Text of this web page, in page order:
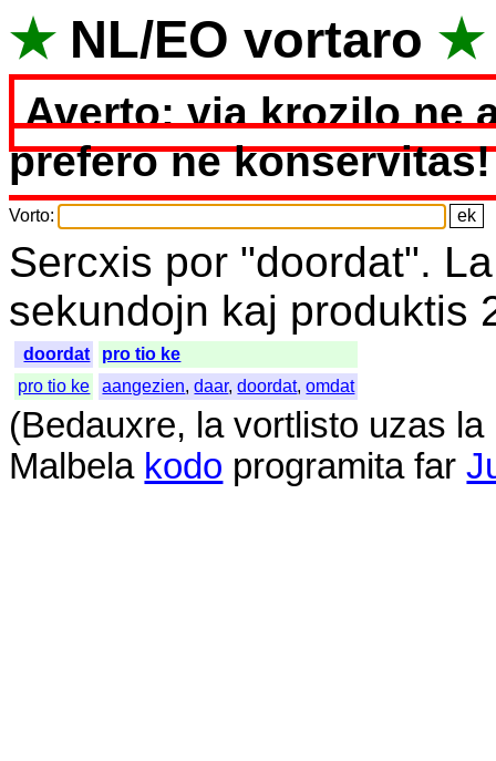
★ NL/EO vortaro ★
Averto: via krozilo ne
prefero ne konservitas!
Vorto:
Sercxis por "doordat". La
sekundojn kaj produktis
doordat
pro tio ke
pro tio ke
aangezien,daar,doordat,omdat
(Bedauxre, la vortlisto uzas la
Malbela kodo programita far